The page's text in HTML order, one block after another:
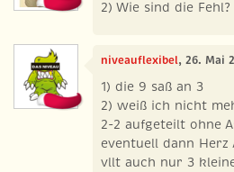
2) Wie sind die Fehl?
niveauflexibel, 26. Mai
1) die 9 saß an 3
2) weiß ich nicht
2-2 aufgeteilt ohne
eventuell dann Herz
vllt auch nur 3